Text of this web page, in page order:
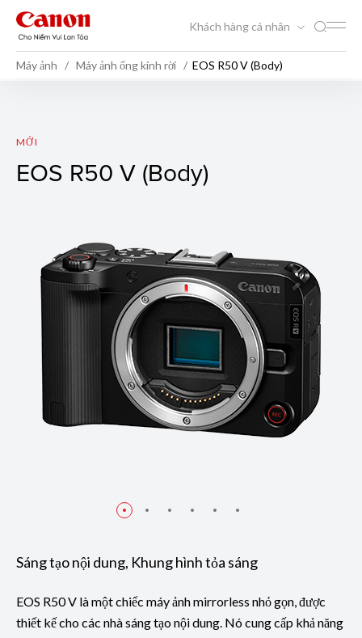
Khách hàng cá nhân
Máy ảnh Máy ảnh ống kính rời EOS R50 V (Body)
EOS R50 V (Body)
MỚI
EOS R50 V (Body)
Sáng tạo nội dung, Khung hình tỏa sáng
EOS R50 V là một chiếc máy ảnh mirrorless nhỏ gọn, được
thiết kế cho các nhà sáng tạo nội dung. Nó cung cấp khả năng